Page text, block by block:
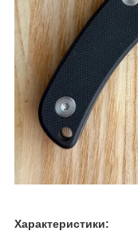
Характеристики: